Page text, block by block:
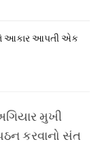
આકાર આપતી એક
મુખી
કરવાનો સંત